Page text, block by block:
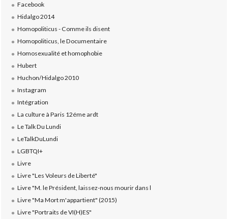
Facebook
Hidalgo 2014
Homopoliticus - Comme ils disent
Homopoliticus, le Documentaire
Homosexualité et homophobie
Hubert
Huchon/Hidalgo 2010
Instagram
Intégration
La culture à Paris 12éme ardt
Le Talk Du Lundi
LeTalkDuLundi
LGBTQI+
Livre
Livre "Les Voleurs de Liberté"
Livre "M. le Président, laissez-nous mourir dans l
Livre "Ma Mort m'appartient" (2015)
Livre "Portraits de VI(H)ES"